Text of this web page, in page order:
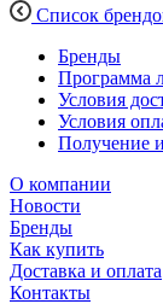
Список
Бренды
Программа
Условия
Условия
Получение
О компании
Новости
Бренды
Как купить
Доставка и оплата
Контакты